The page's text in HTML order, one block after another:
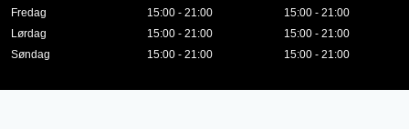
Fredag
Lørdag
Søndag
15:00 - 21:00
15:00 - 21:00
15:00 - 21:00
15:00 - 21:00
15:00 - 21:00
15:00 - 21:00